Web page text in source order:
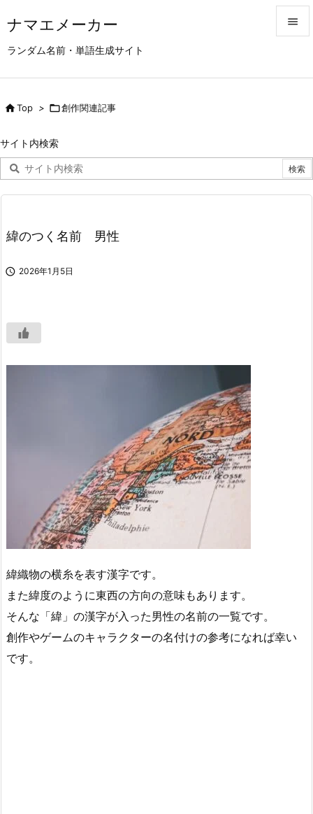
ナマエメーカー
ランダム名前・単語生成サイト


次へ

Top > 創作関連記事
サイト内検索
緯のつく名前 男性
 2026年1月5日
緯織物の横糸を表す漢字です。
また緯度のように東西の方向の意味もあります。
そんな「緯」の漢字が入った男性の名前の一覧です。
創作やゲームのキャラクターの名付けの参考になれば幸い
です。